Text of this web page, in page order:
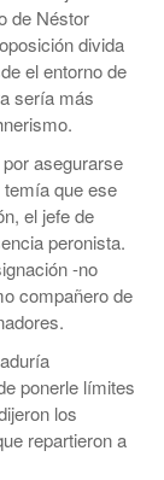
de Néstor
divida
el entorno de
sería más
asegurarse
que ese
el jefe de
peronista.
-no
compañero de
ponerle límites
los
repartieron a